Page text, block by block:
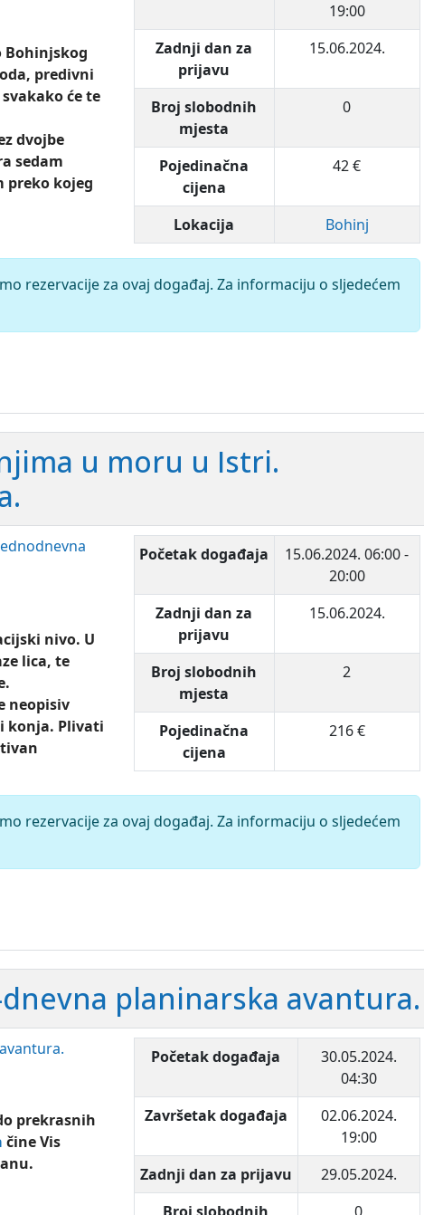
predivni
će te
dvojbe
sedam
preko kojeg
19:00
Zadnji dan za
prijavu
15.06.2024.
Broj slobodnih
mjesta
0
Pojedinačna
cijena
42 €
Lokacija Bohinj
rezervacije za ovaj događaj. Za informaciju o sljedećem
u moru u Istri.
nivo. U
lica, te
neopisiv
konja. Plivati
Početak događaja 15.06.2024.06:00 -
20:00
Zadnji dan za
prijavu
15.06.2024.
Broj slobodnih
mjesta
2
Pojedinačna
cijena
216 €
rezervacije za ovaj događaj. Za informaciju o sljedećem
planinarska avantura.
prekrasnih
čine Vis
Početak događaja
30.05.2024.
04:30
Završetak događaja
02.06.2024.
19:00
Zadnji dan za prijavu
29.05.2024.